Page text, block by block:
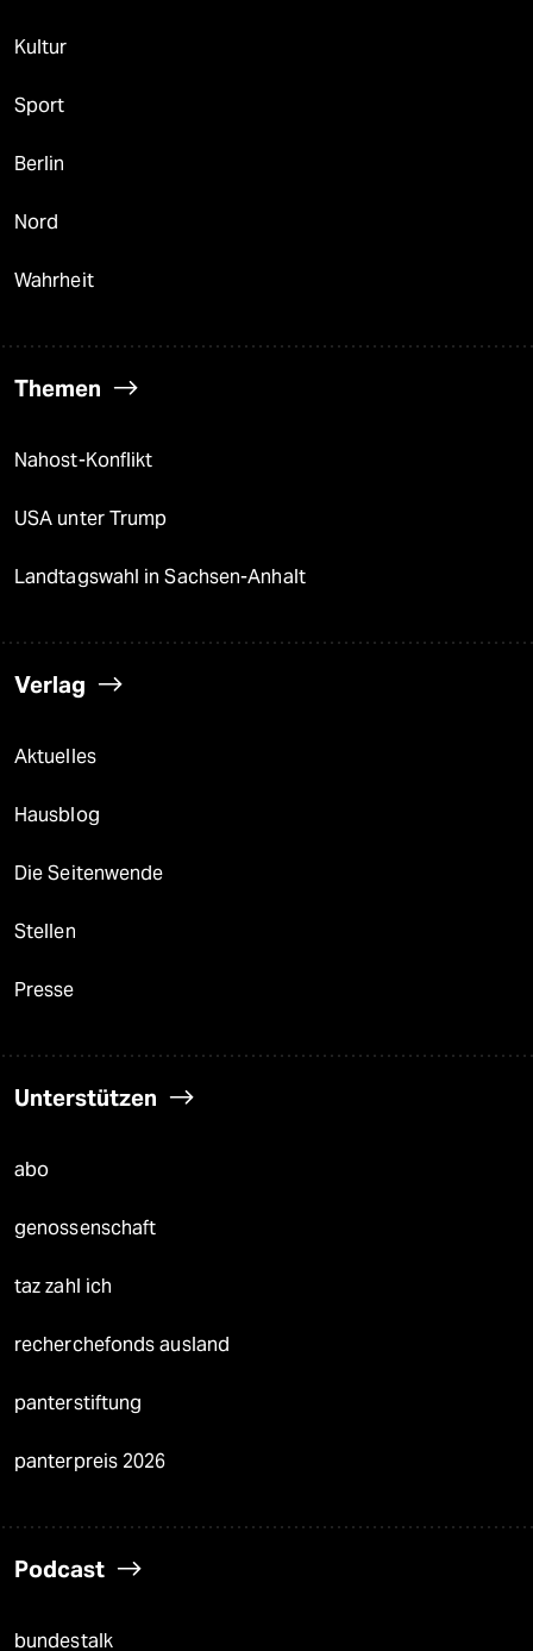
Kultur
Sport
Berlin
Nord
Wahrheit
Themen
Nahost-Konflikt
USA unter Trump
Landtagswahl in Sachsen-Anhalt
Verlag
Aktuelles
Hausblog
Die Seitenwende
Stellen
Presse
Unterstützen
abo
genossenschaft
taz zahl ich
recherchefonds ausland
panterstiftung
panterpreis 2026
Podcast
bundestalk